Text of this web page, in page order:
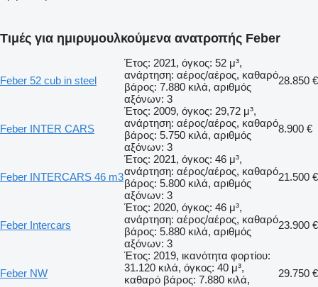
Τιμές για ημιρυμουλκούμενα ανατροπής Feber
Feber 52 cub in steel
Έτος: 2021, όγκος: 52 μ³,
ανάρτηση: αέρος/αέρος, καθαρό
βάρος: 7.880 κιλά, αριθμός
αξόνων: 3
28.850 €
Feber INTER CARS
Έτος: 2009, όγκος: 29,72 μ³,
ανάρτηση: αέρος/αέρος, καθαρό
βάρος: 5.750 κιλά, αριθμός
αξόνων: 3
8.900 €
Feber INTERCARS 46 m3
Έτος: 2021, όγκος: 46 μ³,
ανάρτηση: αέρος/αέρος, καθαρό
βάρος: 5.800 κιλά, αριθμός
αξόνων: 3
21.500 €
Feber Intercars
Έτος: 2020, όγκος: 46 μ³,
ανάρτηση: αέρος/αέρος, καθαρό
βάρος: 5.880 κιλά, αριθμός
αξόνων: 3
23.900 €
Feber NW
Έτος: 2019, ικανότητα φορτίου:
31.120 κιλά, όγκος: 40 μ³,
καθαρό βάρος: 7.880 κιλά,
29.750 €